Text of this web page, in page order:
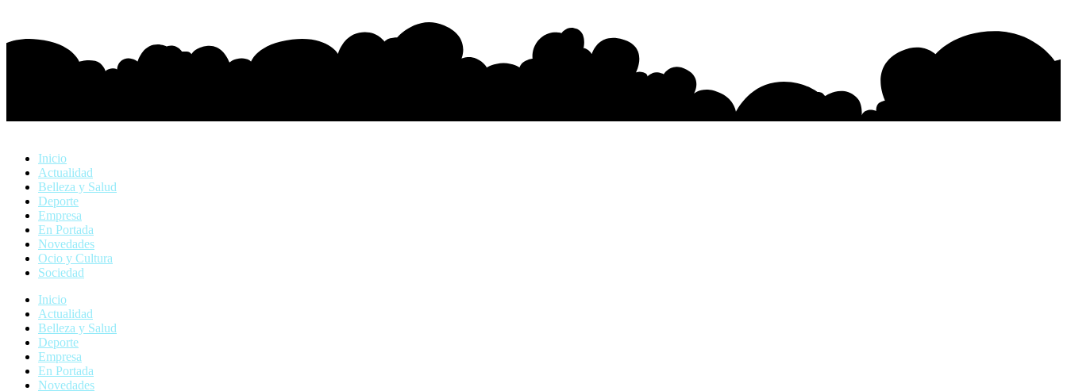
Inicio
Actualidad
Belleza y Salud
Deporte
Empresa
En Portada
Novedades
Ocio y Cultura
Sociedad
Inicio
Actualidad
Belleza y Salud
Deporte
Empresa
En Portada
Novedades